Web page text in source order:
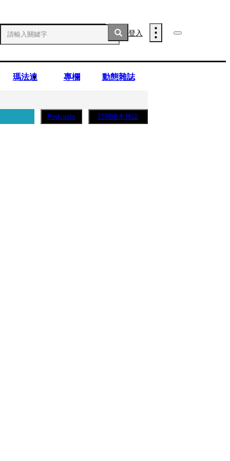
登入
瑪法達 專欄 動態雜誌
Podcasts 訂閱紙本雜誌